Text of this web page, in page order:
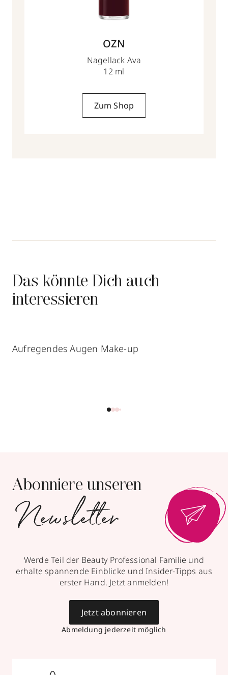
OZN
Nagellack Ava
12 ml
Zum Shop
Das könnte Dich auch
interessieren
Aufregendes Augen Make-up
Abonniere unseren
Newsletter
Werde Teil der Beauty Professional Familie und
erhalte spannende Einblicke und Insider-Tipps aus
erster Hand. Jetzt anmelden!
Abmeldung jederzeit möglich
Jetzt abonnieren